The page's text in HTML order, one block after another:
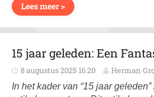
Lees meer >
15 jaar geleden: Een
8 augustus 2025 16:20 Herman
In het kader van “15 jaar